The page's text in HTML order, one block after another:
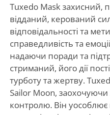
Tuxedo Mask захисний,
відданий, керований
відповідальності та
справедливість та
надаючи поради та
стриманий, його дії
турботу та жертву.
Sailor Moon, заохочуючи
контролю. Він